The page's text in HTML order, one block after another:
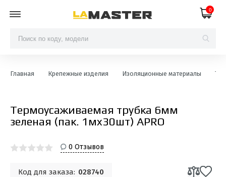
0
Главная Крепежные изделия Изоляционные материалы
Термоусаживаемая трубка 6мм
зеленая (пак. 1мx30шт) APRO
0 Отзывов
Код для заказа: 028740